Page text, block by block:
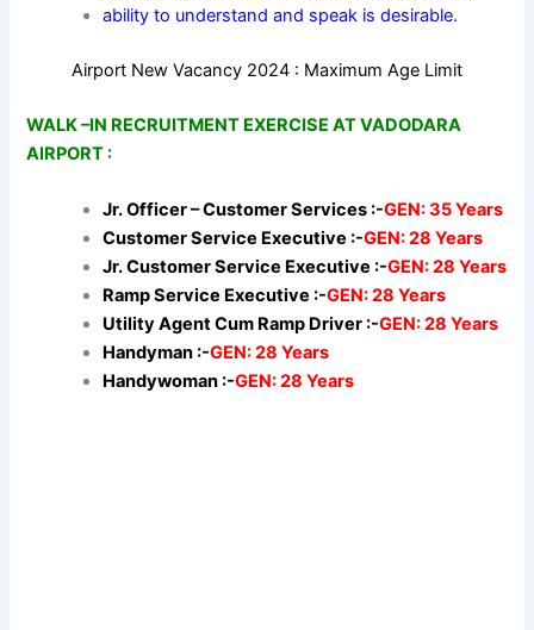
ability to understand and speak is desirable.
Airport New Vacancy 2024 : Maximum Age Limit
WALK –IN RECRUITMENT EXERCISE AT VADODARA
AIRPORT :
Jr. Officer – Customer Services :-GEN: 35 Years
Customer Service Executive :-GEN: 28 Years
Jr. Customer Service Executive :-GEN: 28 Years
Ramp Service Executive :-GEN: 28 Years
Utility Agent Cum Ramp Driver :-GEN: 28 Years
Handyman :-GEN: 28 Years
Handywoman :-GEN: 28 Years